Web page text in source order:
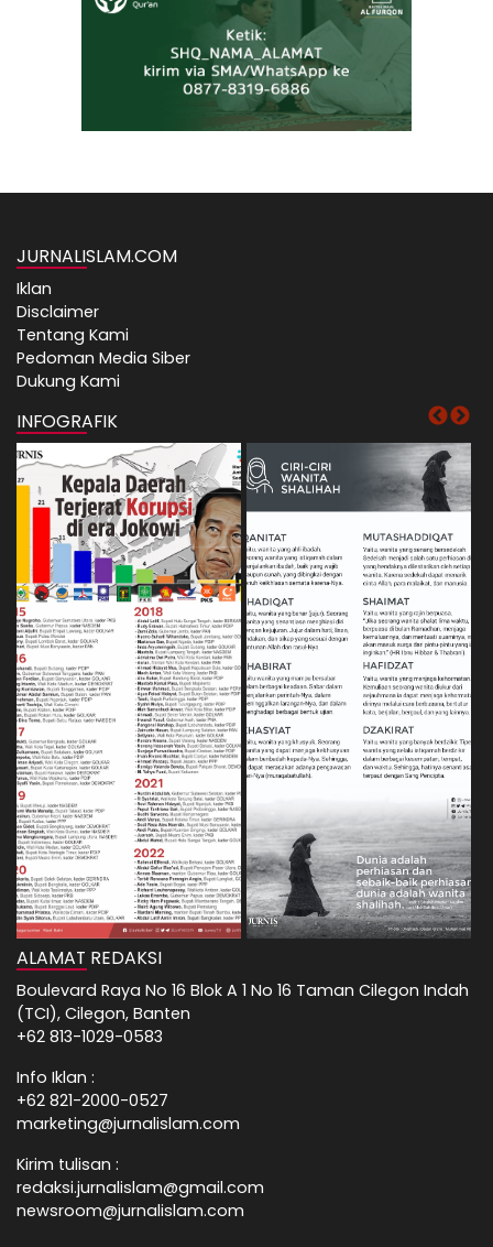
JURNALISLAM.COM
Iklan
Disclaimer
Tentang Kami
Pedoman Media Siber
Dukung Kami
INFOGRAFIK
ALAMAT REDAKSI
Boulevard Raya No 16 Blok A 1 No 16 Taman Cilegon Indah
(TCI), Cilegon, Banten
+62 813-1029-0583
Info Iklan :
+62 821-2000-0527
marketing@jurnalislam.com
Kirim tulisan :
redaksi.jurnalislam@gmail.com
newsroom@jurnalislam.com